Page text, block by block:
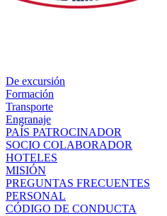
De excursión
Formación
Transporte
Engranaje
PAÍS PATROCINADOR
SOCIO COLABORADOR
HOTELES
MISIÓN
PREGUNTAS FRECUENTES
PERSONAL
CÓDIGO DE CONDUCTA